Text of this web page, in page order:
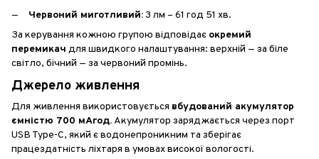
Червоний миготливий:3 лм – 61 год 51 хв.
За керування кожною групою відповідає окремий
перемикач для швидкого налаштування: верхній — за біле
світло, бічний — за червоний промінь.
Джерело живлення
Для живлення використовується вбудований акумулятор
ємністю 700 мАгод.Акумулятор заряджається через порт
USB Type-C, який є водонепроникним та зберігає
працездатність ліхтаря в умовах високої вологості.